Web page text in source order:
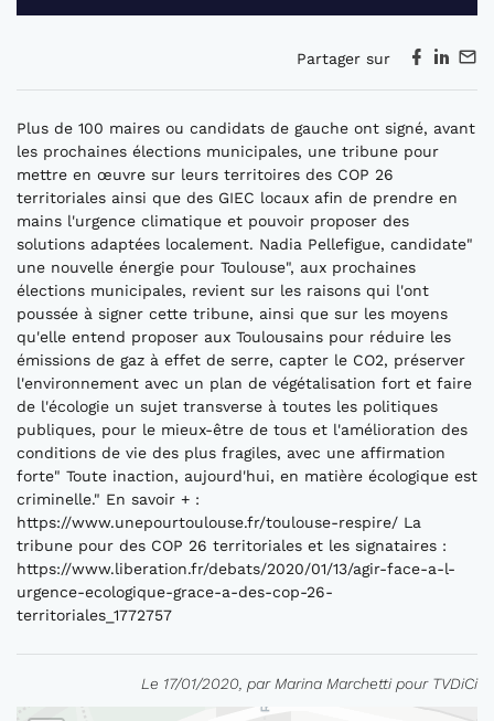
Partager sur
Plus de 100 maires ou candidats de gauche ont signé, avant
les prochaines élections municipales, une tribune pour
mettre en œuvre sur leurs territoires des COP 26
territoriales ainsi que des GIEC locaux afin de prendre en
mains l'urgence climatique et pouvoir proposer des
solutions adaptées localement. Nadia Pellefigue, candidate"
une nouvelle énergie pour Toulouse", aux prochaines
élections municipales, revient sur les raisons qui l'ont
poussée à signer cette tribune, ainsi que sur les moyens
qu'elle entend proposer aux Toulousains pour réduire les
émissions de gaz à effet de serre, capter le CO2, préserver
l'environnement avec un plan de végétalisation fort et faire
de l'écologie un sujet transverse à toutes les politiques
publiques, pour le mieux-être de tous et l'amélioration des
conditions de vie des plus fragiles, avec une affirmation
forte" Toute inaction, aujourd'hui, en matière écologique est
criminelle." En savoir + :
https://www.unepourtoulouse.fr/toulouse-respire/ La
tribune pour des COP 26 territoriales et les signataires :
https://www.liberation.fr/debats/2020/01/13/agir-face-a-l-
urgence-ecologique-grace-a-des-cop-26-
territoriales_1772757
Le 17/01/2020, par Marina Marchetti pour TVDiCi